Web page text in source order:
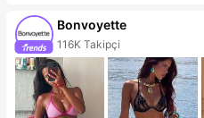
Bonvoyette
116K Takipçi